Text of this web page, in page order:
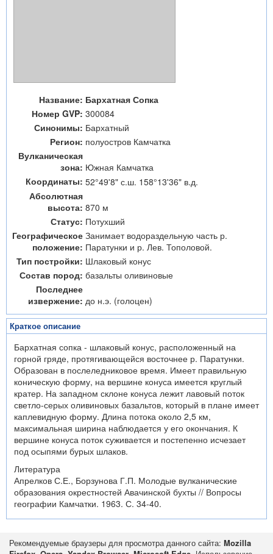
Название: Бархатная Сопка
Номер GVP: 300084
Синонимы: Бархатный
Регион: полуостров Камчатка
Вулканическая
зона: Южная Камчатка
Координаты: 52°49'8" с.ш. 158°13'36" в.д.
Абсолютная
высота: 870 м
Статус: Потухший
Географическое
положение:
Занимает водораздельную часть р.
Паратунки и р. Лев. Тополовой.
Тип постройки: Шлаковый конус
Состав пород: базальты оливиновые
Последнее
извержение: до н.э. (голоцен)
Краткое описание
Бархатная сопка - шлаковый конус, расположенный на
горной гряде, протягивающейся восточнее р. Паратунки.
Образован в послеледниковое время. Имеет правильную
коническую форму, на вершине конуса имеется круглый
кратер. На западном склоне конуса лежит лавовый поток
светло-серых оливиновых базальтов, который в плане имеет
каплевидную форму. Длина потока около 2,5 км,
максимальная ширина наблюдается у его окончания. К
вершине конуса поток суживается и постепенно исчезает
под осыпями бурых шлаков.
Литература
Апрелков С.Е., Борзунова Г.П. Молодые вулканические
образования окрестностей Авачинской бухты // Вопросы
географии Камчатки. 1963. С. 34-40.
Рекомендуемые браузеры для просмотра данного сайта: Mozilla